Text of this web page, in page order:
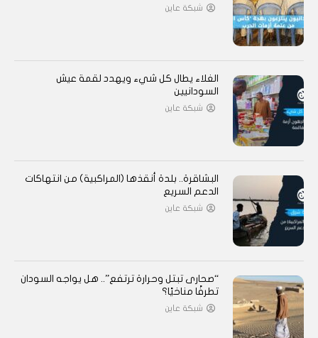
شبكة عاين
الغلاء يطال كل شيء ويهدد لقمة عيش
السودانيين
شبكة عاين
البشاقرة.. بلدة أنقذها (المراكبية) من انتهاكات
الدعم السريع
شبكة عاين
“صحارى تبتل وحرارة ترتفع”.. هل يواجه السودان
تطرفًا مناخيًا؟
شبكة عاين